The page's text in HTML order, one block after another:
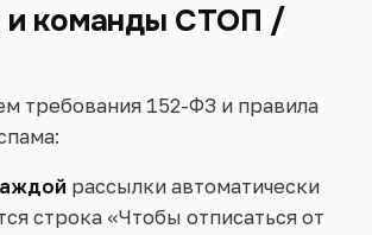
и команды СТОП /
требования 152-ФЗ и правила
рассылки автоматически
строка «Чтобы отписаться от